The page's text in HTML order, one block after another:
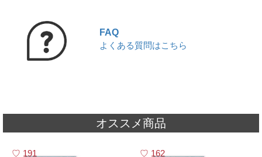
【5/22限定】ワールドカップ開催記念セール｜対象商品20%OFF
2026,05,20
使い捨て電子タバコ7DAZE EGGE(エギー)入荷いたしました!!
2026,05,16
JUUL対応型ブランド altpods / ICEPODを入荷いたしました!!
FAQ
よくある質問はこちら
オススメ商品
191 162